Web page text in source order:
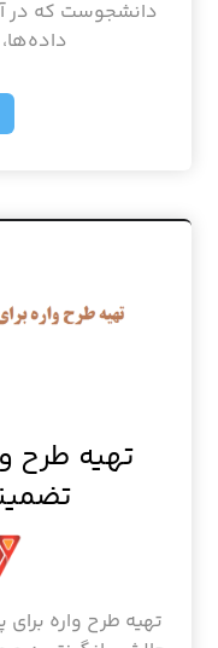
دانشجوست که در
تهیه طرح
تهیه طرح واره برای